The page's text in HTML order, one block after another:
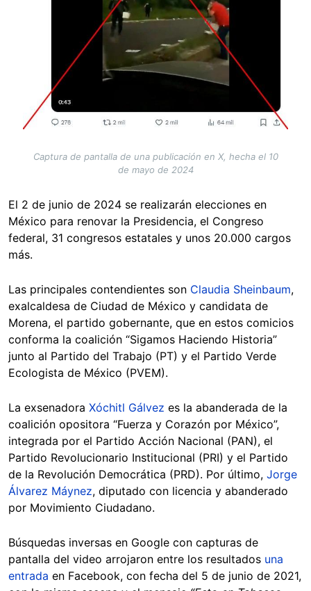
Captura de pantalla de una publicación en X, hecha el 10
de mayo de 2024
El 2 de junio de 2024 se realizarán elecciones en
México para renovar la Presidencia, el Congreso
federal, 31 congresos estatales y unos 20.000 cargos
más.
Las principales contendientes son Claudia Sheinbaum,
exalcaldesa de Ciudad de México y candidata de
Morena, el partido gobernante, que en estos comicios
conforma la coalición “Sigamos Haciendo Historia”
junto al Partido del Trabajo (PT) y el Partido Verde
Ecologista de México (PVEM).
La exsenadora Xóchitl Gálvez es la abanderada de la
coalición opositora “Fuerza y Corazón por México”,
integrada por el Partido Acción Nacional (PAN), el
Partido Revolucionario Institucional (PRI) y el Partido
de la Revolución Democrática (PRD). Por último, Jorge
Álvarez Máynez, diputado con licencia y abanderado
por Movimiento Ciudadano.
Búsquedas inversas en Google con capturas de
pantalla del video arrojaron entre los resultados una
entrada en Facebook, con fecha del 5 de junio de 2021,